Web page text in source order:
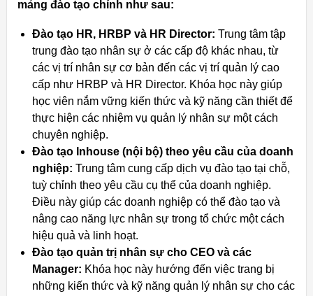
mảng đào tạo chính như sau:
Đào tạo HR, HRBP và HR Director: Trung tâm tập
trung đào tạo nhân sự ở các cấp độ khác nhau, từ
các vị trí nhân sự cơ bản đến các vị trí quản lý cao
cấp như HRBP và HR Director. Khóa học này giúp
học viên nắm vững kiến thức và kỹ năng cần thiết để
thực hiện các nhiệm vụ quản lý nhân sự một cách
chuyên nghiệp.
Đào tạo Inhouse (nội bộ) theo yêu cầu của doanh
nghiệp: Trung tâm cung cấp dịch vụ đào tạo tại chỗ,
tuỳ chỉnh theo yêu cầu cụ thể của doanh nghiệp.
Điều này giúp các doanh nghiệp có thể đào tạo và
nâng cao năng lực nhân sự trong tổ chức một cách
hiệu quả và linh hoạt.
Đào tạo quản trị nhân sự cho CEO và các
Manager: Khóa học này hướng đến việc trang bị
những kiến thức và kỹ năng quản lý nhân sự cho các